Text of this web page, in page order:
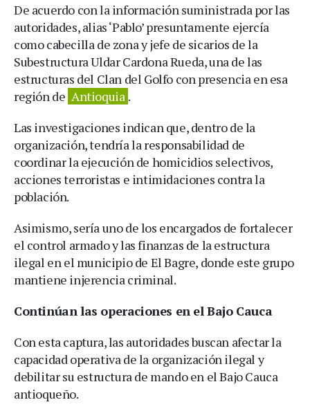
De acuerdo con la información suministrada por las
autoridades, alias ‘Pablo’ presuntamente ejercía
como cabecilla de zona y jefe de sicarios de la
Subestructura Uldar Cardona Rueda, una de las
estructuras del Clan del Golfo con presencia en esa
región de Antioquia .
Las investigaciones indican que, dentro de la
organización, tendría la responsabilidad de
coordinar la ejecución de homicidios selectivos,
acciones terroristas e intimidaciones contra la
población.
Asimismo, sería uno de los encargados de fortalecer
el control armado y las finanzas de la estructura
ilegal en el municipio de El Bagre, donde este grupo
mantiene injerencia criminal.
Continúan las operaciones en el Bajo Cauca
Con esta captura, las autoridades buscan afectar la
capacidad operativa de la organización ilegal y
debilitar su estructura de mando en el Bajo Cauca
antioqueño.